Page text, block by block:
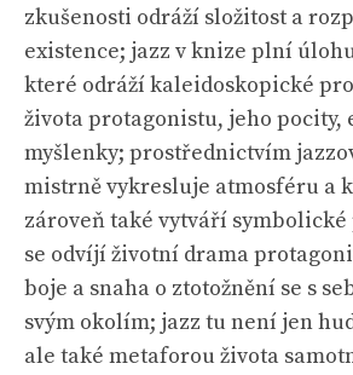
zkušenosti odráží složitost a
existence; jazz v knize plní
které odráží kaleidoskopické
života protagonistu, jeho pocity,
myšlenky; prostřednictvím
mistrně vykresluje atmosféru a
zároveň také vytváří symbolické
se odvíjí životní drama
boje a snaha o ztotožnění se s
svým okolím; jazz tu není jen
ale také metaforou života